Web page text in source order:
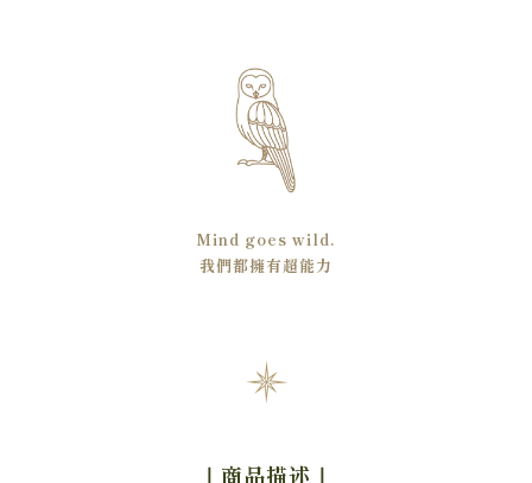
Mind goes wild.
我們都擁有超能力
｜商品描述 ｜